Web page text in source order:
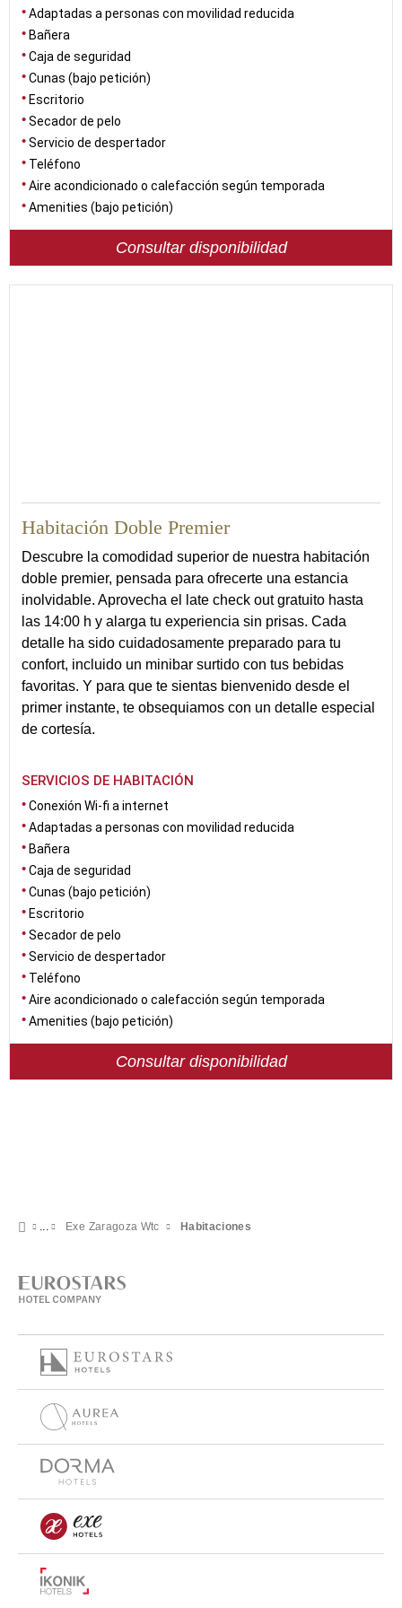
Adaptadas a personas con movilidad reducida
Bañera
Caja de seguridad
Cunas (bajo petición)
Escritorio
Secador de pelo
Servicio de despertador
Teléfono
Aire acondicionado o calefacción según temporada
Amenities (bajo petición)
Consultar disponibilidad
Habitación Doble Premier
Descubre la comodidad superior de nuestra habitación
doble premier, pensada para ofrecerte una estancia
inolvidable. Aprovecha el late check out gratuito hasta
las 14:00 h y alarga tu experiencia sin prisas. Cada
detalle ha sido cuidadosamente preparado para tu
confort, incluido un minibar surtido con tus bebidas
favoritas. Y para que te sientas bienvenido desde el
primer instante, te obsequiamos con un detalle especial
de cortesía.
SERVICIOS DE HABITACIÓN
Conexión Wi-fi a internet
Adaptadas a personas con movilidad reducida
Bañera
Caja de seguridad
Cunas (bajo petición)
Escritorio
Secador de pelo
Servicio de despertador
Teléfono
Aire acondicionado o calefacción según temporada
Amenities (bajo petición)
Consultar disponibilidad
Exe Zaragoza Wtc Habitaciones